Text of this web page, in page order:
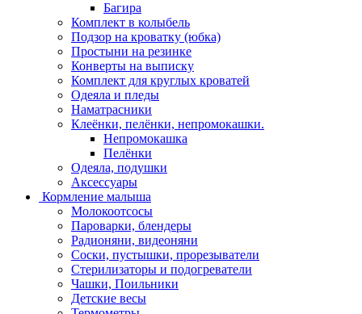
Багира
Комплект в колыбель
Подзор на кроватку (юбка)
Простыни на резинке
Конверты на выписку
Комплект для круглых кроватей
Одеяла и пледы
Наматрасники
Клеёнки, пелёнки, непромокашки.
Непромокашка
Пелёнки
Одеяла, подушки
Аксессуары
Кормление малыша
Молокоотсосы
Пароварки, блендеры
Радионяни, видеоняни
Соски, пустышки, прорезыватели
Стерилизаторы и подогреватели
Чашки, Поильники
Детские весы